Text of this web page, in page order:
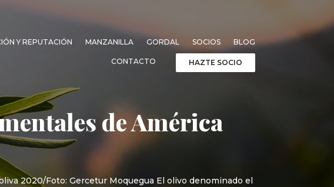
Y REPUTACIÓN MANZANILLA GORDAL SOCIOS BLOG
CONTACTO HAZTE SOCIO
de América
2020/Foto: Gercetur Moquegua El olivo denominado el